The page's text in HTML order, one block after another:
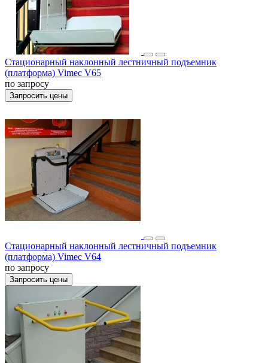
Стационарный наклонный лестничный подъемник
(платформа) Vimec V65
по запросу
Запросить цены
Стационарный наклонный лестничный подъемник
(платформа) Vimec V64
по запросу
Запросить цены